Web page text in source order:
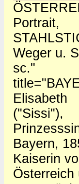
Portrait,
Weger u.
sc."
Elisabeth
("Sissi"),
Bayern,
Kaiserin
Österreich